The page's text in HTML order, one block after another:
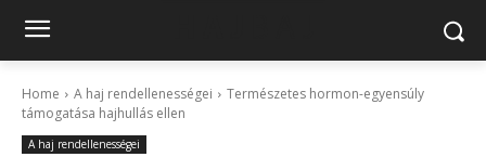
Home A haj rendellenességei
Természetes hormon-egyensúly
támogatása hajhullás ellen
A haj rendellenességei